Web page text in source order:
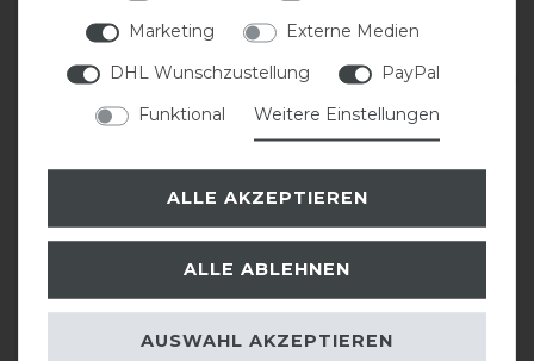
Hoof Dressing 5L
statt 194,00 €
300ml
18,30 € *
0.3
Liter | 61,00 € / Liter
Marketing
Externe Medien
DHL Wunschzustellung
PayPal
Funktional
Weitere Einstellungen
ALLE AKZEPTIEREN
ALLE ABLEHNEN
AUSWAHL AKZEPTIEREN